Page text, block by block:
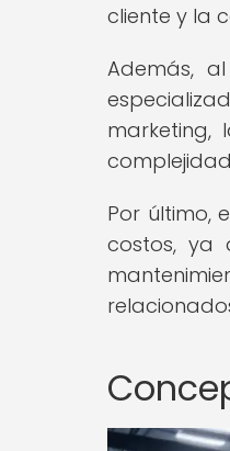
cliente y la
Además,
marketing,
Por último,
costos, ya